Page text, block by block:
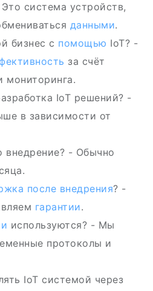
система устройств,
данными.
бизнес с помощью IoT? -
за счёт
мониторинга.
IoT решений? -
в зависимости от
внедрение? - Обычно
после внедрения? -
гарантии.
используются? - Мы
протоколы и
IoT системой через